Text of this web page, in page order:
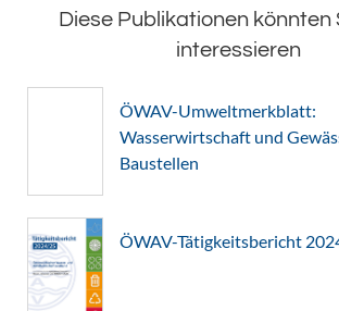
Diese Publikationen könnten
interessieren
ÖWAV-Umweltmerkblatt:
Wasserwirtschaft und
Baustellen
ÖWAV-Tätigkeitsbericht